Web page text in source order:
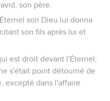
son père.
son Dieu lui donna
son fils après lui et
est droit devant l'Éternel,
s'était point détourné de
excepté dans l'affaire